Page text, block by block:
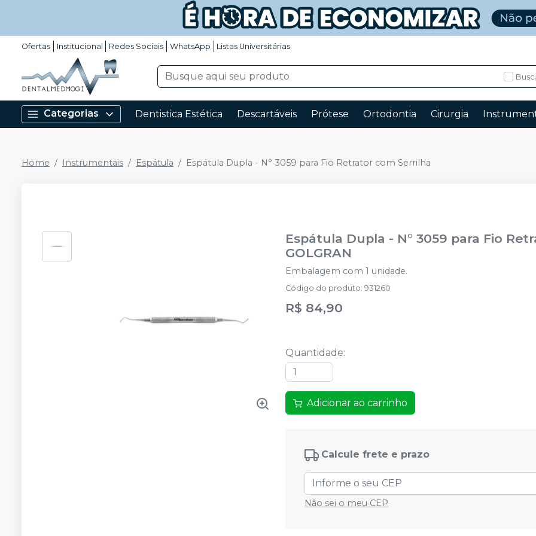
Ofertas Institucional Redes Sociais WhatsApp Listas Universitárias
Categorias Dentistica Estética Descartáveis Prótese Ortodontia Cirurgia
Home Instrumentais Espátula Espátula Dupla - N° 3059 para Fio Retrator com Serrilha
Espátula Dupla - N° 3059 para Fio
GOLGRAN
Embalagem com 1 unidade.
Código do produto:931260
R$ 84,90
Quantidade:
Adicionar ao carrinho
Calcule frete e prazo
Não sei o meu CEP